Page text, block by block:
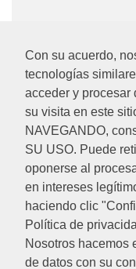
Con su acuerdo,
tecnologías
acceder y procesar
su visita en este
NAVEGANDO,
SU USO. Puede
oponerse al
en intereses
haciendo clic
Política de
Nosotros hacemos
de datos con su